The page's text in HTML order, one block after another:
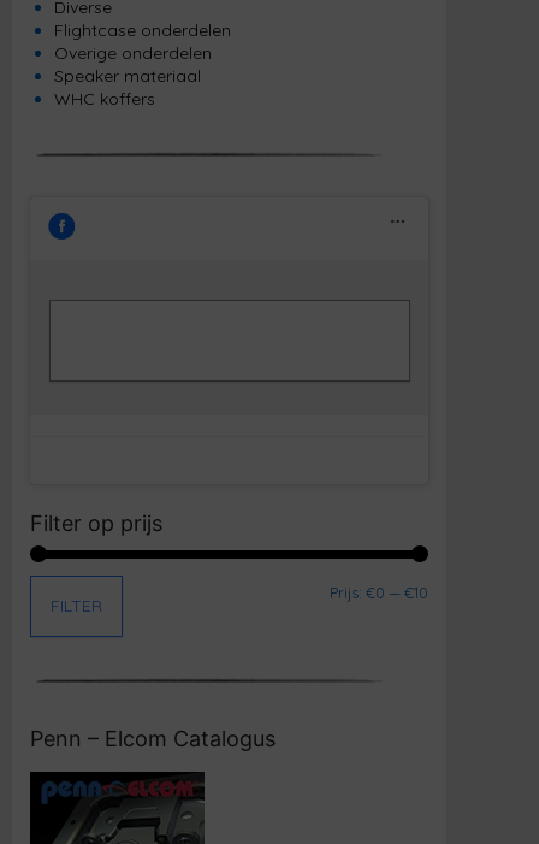
Diverse
Flightcase onderdelen
Overige onderdelen
Speaker materiaal
WHC koffers
Filter op prijs
FILTER
Prijs: €0 — €10
Penn – Elcom Catalogus